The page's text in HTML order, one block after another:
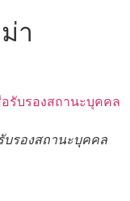
า
รองสถานะบุคคล